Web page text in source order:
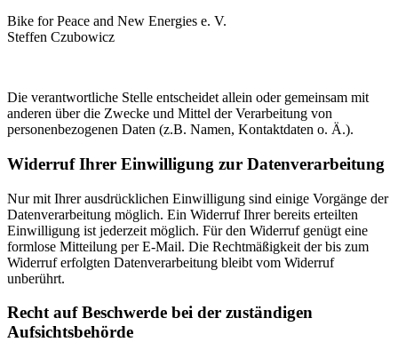
Bike for Peace and New Energies e. V.
Steffen Czubowicz
Die verantwortliche Stelle entscheidet allein oder gemeinsam mit
anderen über die Zwecke und Mittel der Verarbeitung von
personenbezogenen Daten (z.B. Namen, Kontaktdaten o. Ä.).
Widerruf Ihrer Einwilligung zur Datenverarbeitung
Nur mit Ihrer ausdrücklichen Einwilligung sind einige Vorgänge der
Datenverarbeitung möglich. Ein Widerruf Ihrer bereits erteilten
Einwilligung ist jederzeit möglich. Für den Widerruf genügt eine
formlose Mitteilung per E-Mail. Die Rechtmäßigkeit der bis zum
Widerruf erfolgten Datenverarbeitung bleibt vom Widerruf
unberührt.
Recht auf Beschwerde bei der zuständigen
Aufsichtsbehörde